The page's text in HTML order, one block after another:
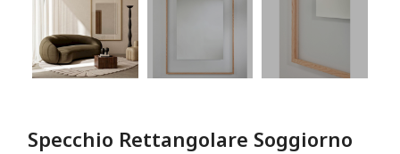
Specchio Rettangolare Soggiorno